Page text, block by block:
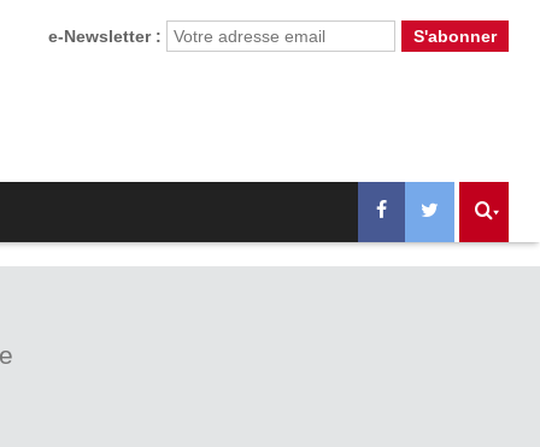
e-Newsletter :